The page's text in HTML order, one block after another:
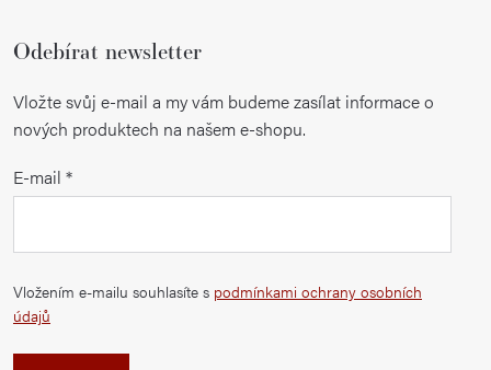
Odebírat newsletter
Vložte svůj e-mail a my vám budeme zasílat informace o
nových produktech na našem e-shopu.
E-mail
Vložením e-mailu souhlasíte s podmínkami ochrany osobních
údajů